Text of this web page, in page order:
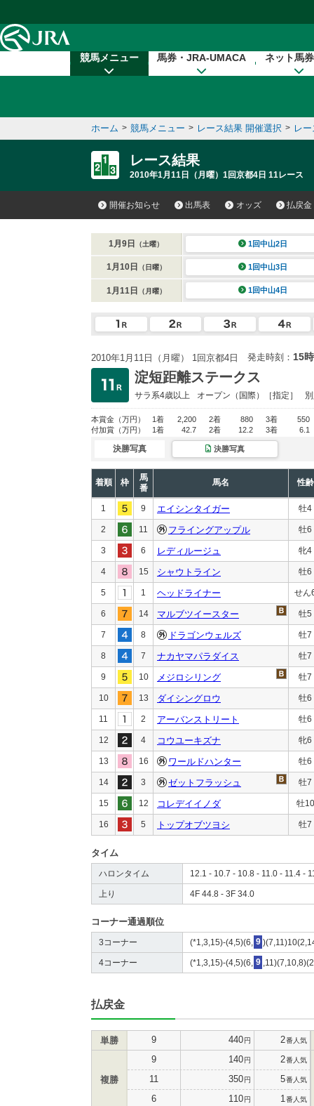
競馬メニュー 馬券・JRA-UMACA ネット馬
ホーム > 競馬メニュー > レース結果 開催選択 > レ
レース結果
2010年1月11日（月曜）1回京都4日 11レース
開催お知らせ 出馬表 オッズ 払戻金
1月9日 （土曜） 1回中山2日
1月10日 （日曜） 1回中山3日
1月11日 （月曜） 1回中山4日
2010年1月11日（月曜） 1回京都4日 発走時刻： 15
淀短距離ステークス
サラ系4歳以上 オープン （国際）［指定］
本賞金 （万円） 1着 2,200 2着 880 3着
550
付加賞 （万円） 1着 42.7 2着 12.2 3着 6.1
決勝写真 決勝写真
着順 枠
馬
番
馬名 性齢
1 9 エイシンタイガー 牡4
2 11 フライングアップル 牡6
3 6 レディルージュ 牝4
4 15 シャウトライン 牡6
5 1 ヘッドライナー せん
6 14 マルブツイースター 牡5
7 8 ドラゴンウェルズ 牡7
8 7 ナカヤマパラダイス 牡7
9 10 メジロシリング 牡7
10 13 ダイシングロウ 牡6
11 2 アーバンストリート 牡6
12 4 コウユーキズナ 牝6
13 16 ワールドハンター 牡6
14 3 ゼットフラッシュ 牡7
15 12 コレデイイノダ 牡10
16 5 トップオブツヨシ 牡7
タイム
ハロンタイム 12.1 - 10.7 - 10.8 - 11.0 - 11.4 -
上り 4F 44.8 - 3F 34.0
コーナー通過順位
3コーナー (*1,3,15)-(4,5)(6, 9
4コーナー (*1,3,15)-(4,5)(6, 9
払戻金
単勝 9 440円 2番人気
複勝
9 140円 2番人気
11 350円 5番人気
6 110円 1 番人気